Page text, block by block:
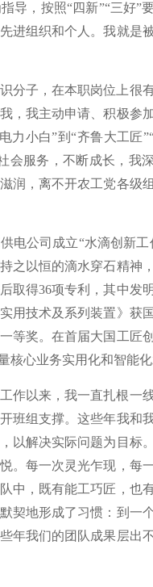
导，按照“四新”“三好”
进组织和个人。我就是
分子，在本职岗位上很有
，我主动申请、积极参加
力小白”到“齐鲁大工匠
会服务，不断成长，我
润，离不开农工党各级
电公司成立“水滴创新工
之以恒的滴水穿石精神
取得36项专利，其中发
用技术及系列装置》获
等奖。在首届大国工匠
心业务实用化和智能化
作以来，我一直扎根一线
班组支撑。这些年我和
以解决实际问题为目标
。每一次灵光乍现，每
中，既有能工巧匠，也
契地形成了习惯：到一
年我们的团队成果层出